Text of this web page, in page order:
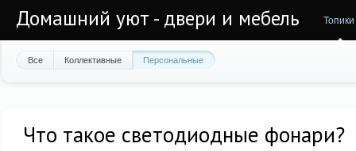
Домашний уют - двери и мебель Топики
Все Коллективные Персональные
Что такое светодиодные фонари?